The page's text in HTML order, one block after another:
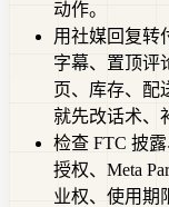
动作。
用社媒回复转
字幕、置顶评
页、库存、配
就先改话术、
检查 FTC 披露
授权、Meta
业权、使用期